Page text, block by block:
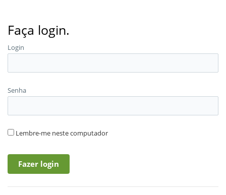
Faça login.
Login
Senha
Lembre-me neste computador